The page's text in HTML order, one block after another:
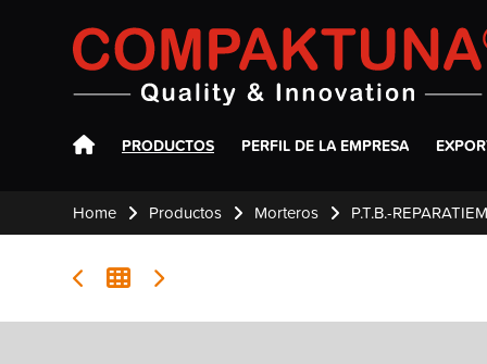
Compaktuna
PRODUCTOS PERFIL DE LA EMPRESA
Home Productos Morteros P.T.B.-